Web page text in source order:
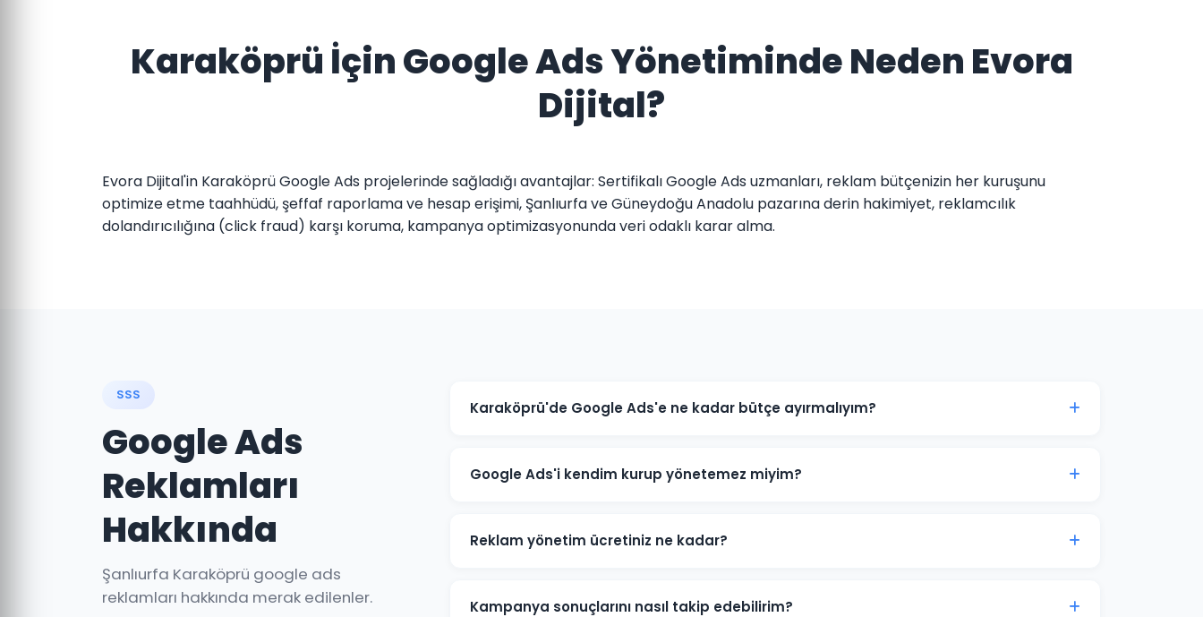
Karaköprü İçin Google Ads Yönetiminde Neden Evora
Dijital?
Evora Dijital'in Karaköprü Google Ads projelerinde sağladığı avantajlar: Sertifikalı Google Ads uzmanları, reklam bütçenizin her kuruşunu
optimize etme taahhüdü, şeffaf raporlama ve hesap erişimi, Şanlıurfa ve Güneydoğu Anadolu pazarına derin hakimiyet, reklamcılık
dolandırıcılığına (click fraud) karşı koruma, kampanya optimizasyonunda veri odaklı karar alma.
SSS
Google Ads
Reklamları
Hakkında
Şanlıurfa Karaköprü google ads
reklamları hakkında merak edilenler.
Karaköprü'de Google Ads'e ne kadar bütçe ayırmalıyım?
için 3.000-5.000 TL+ bütçe önerilmektedir. Ücretsiz bütçe analizi için iletişime geçin.
Google Ads'i kendim kurup yönetemez miyim?
Karaköprü'deki işletmelerin büyük çoğunluğu profesyonel yönetimle maliyetleri %30-50
düşürürken dönüşüm sayısını artırmaktadır.
Reklam yönetim ücretiniz ne kadar?
için minimum yönetim ücreti 1.000 TL/ay'dır. Bütçe ve hedeflerinize göre özel teklif sunuyoruz.
Kampanya sonuçlarını nasıl takip edebilirim?